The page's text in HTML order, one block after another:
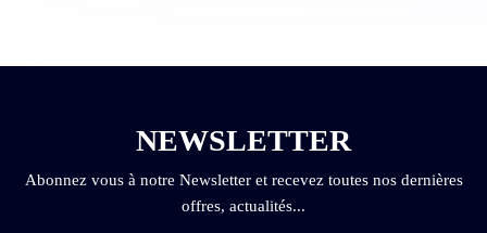
NEWSLETTER
Abonnez vous à notre Newsletter et recevez toutes nos dernières
offres, actualités...